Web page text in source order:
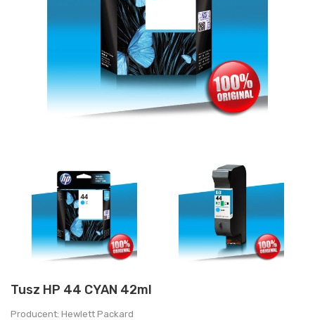
Tusz HP 44 CYAN 42ml
Producent: Hewlett Packard